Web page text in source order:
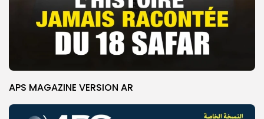
APS MAGAZINE VERSION AR